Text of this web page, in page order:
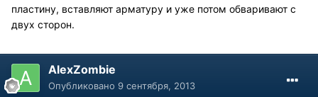
пластину, вставляют арматуру и уже потом обваривают с
двух сторон.
AlexZombie
Опубликовано 9 сентября, 2013